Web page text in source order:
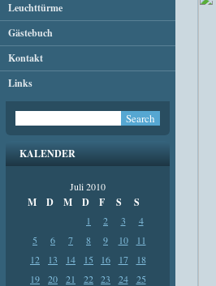
Leuchttürme
Gästebuch
Kontakt
Links
KALENDER
Juli 2010
M D M D F S S
1 2 3
4
5
6 7 8 9 10
11
12
13 14 15 16 17
18
19
20 21 22 23 24
25